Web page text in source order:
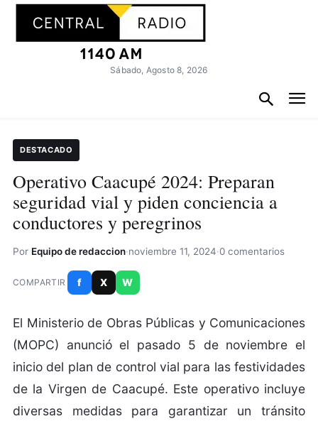
Sábado, Agosto 8, 2026
DESTACADO
Operativo Caacupé 2024: Preparan
seguridad vial y piden conciencia a
conductores y peregrinos
Por Equipo de redaccion·noviembre 11, 2024·0 comentarios
COMPARTIR f X W
El Ministerio de Obras Públicas y Comunicaciones
(MOPC) anunció el pasado 5 de noviembre el
inicio del plan de control vial para las festividades
de la Virgen de Caacupé. Este operativo incluye
diversas medidas para garantizar un tránsito